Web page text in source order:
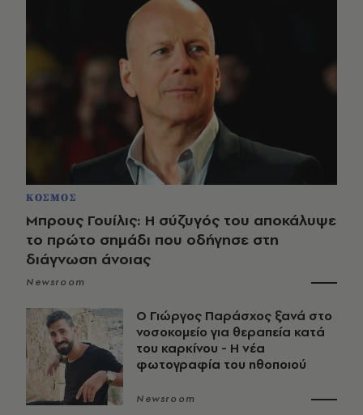
ΚΟΣΜΟΣ
Μπρους Γουίλις: Η σύζυγός του αποκάλυψε
το πρώτο σημάδι που οδήγησε στη
διάγνωση άνοιας
Newsroom
O Γιώργος Παράσχος ξανά στο
νοσοκομείο για θεραπεία κατά
του καρκίνου - Η νέα
φωτογραφία του ηθοποιού
Newsroom